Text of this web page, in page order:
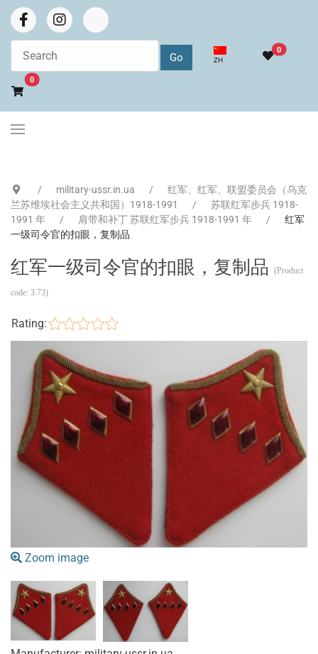
选择你的语音
ZH
0
0Go to cart
military-ussr.in.ua
红军、红军、联盟委员会（乌克
兰苏维埃社会主义共和国）1918-1991
苏联红军步兵 1918-
1991 年
肩带和补丁 苏联红军步兵 1918-1991 年
红军
一级司令官的扣眼，复制品
红军一级司令官的扣眼，复制品 (Product
code: 3.73)
Rating:
Zoom image